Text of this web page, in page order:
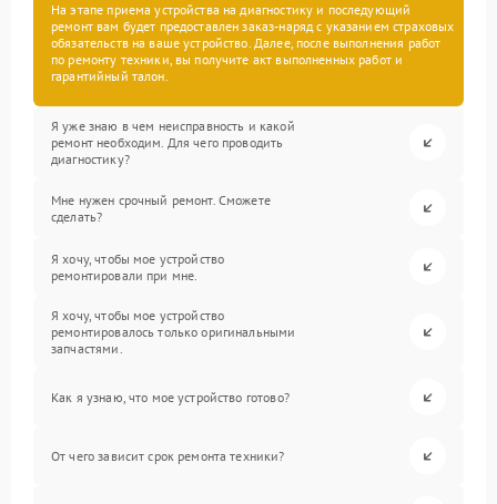
На этапе приема устройства на диагностику и последующий
ремонт вам будет предоставлен заказ-наряд с указанием страховых
обязательств на ваше устройство. Далее, после выполнения работ
по ремонту техники, вы получите акт выполненных работ и
гарантийный талон.
Я уже знаю в чем неисправность и какой
ремонт необходим. Для чего проводить
диагностику?
Мне нужен срочный ремонт. Сможете
сделать?
Я хочу, чтобы мое устройство
ремонтировали при мне.
Я хочу, чтобы мое устройство
ремонтировалось только оригинальными
запчастями.
Как я узнаю, что мое устройство готово?
От чего зависит срок ремонта техники?